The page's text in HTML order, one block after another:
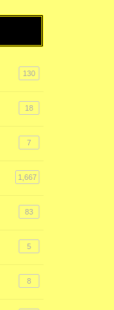
130
18
7
1,667
83
5
8